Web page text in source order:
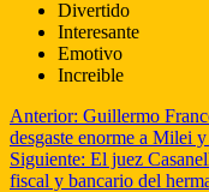
Divertido
Interesante
Emotivo
Increible
Anterior: Guillermo
desgaste enorme a Milei
Siguiente: El juez
fiscal y bancario del